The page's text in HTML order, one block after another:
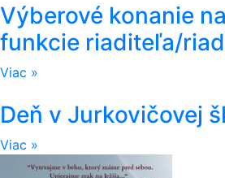
Výberové konanie
funkcie riaditeľa/
Viac »
Deň v Jurkovičovej
Viac »